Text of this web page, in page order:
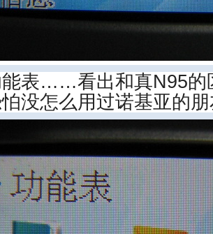
能表……看出和真N95
没怎么用过诺基亚的